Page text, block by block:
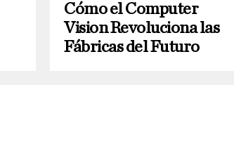
Cómo el Computer
Vision Revoluciona las
Fábricas del Futuro